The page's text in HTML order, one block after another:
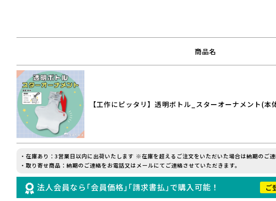
商品名
【工作にピッタリ】透明ボトル_スターオーナメント(本
・在庫あり：3営業日以内に出荷いたします ※在庫を超えるご注文をいただいた場合は納期のご
・取り寄せ商品：納期のご連絡をお電話又はメールにてご連絡させていただきます。
法人会員なら｢会員価格｣｢請求書払｣で購入可能！ ご